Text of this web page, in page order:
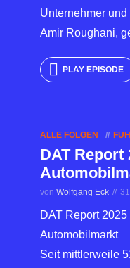
Unternehmer
Amir Roughani,
PLAY EPISODE
ALLE FOLGEN
DAT Report
von Wolfgang Eck
DAT Report
Automobilmarkt
Seit mittlerweile